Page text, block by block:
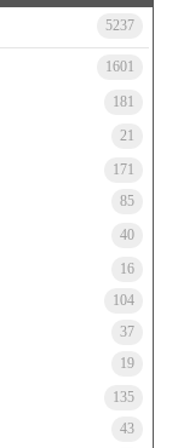
5237
1601
181
21
171
85
40
16
104
37
19
135
43